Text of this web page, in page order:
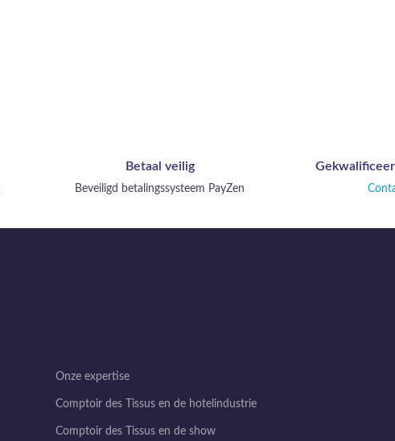
Betaal veilig
Beveiligd betalingssysteem PayZen
Onze expertise
Comptoir des Tissus en de hotelindustrie
Comptoir des Tissus en de show